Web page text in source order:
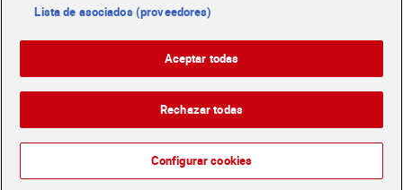
EnglishPolítica de privacidad Política de cookies
Condiciones de compra
Lista de asociados (proveedores)
Aceptar todas
Rechazar todas
Configurar cookies